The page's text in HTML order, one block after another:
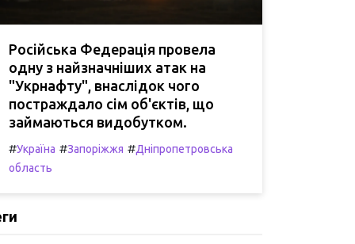
Російська Федерація провела
одну з найзначніших атак на
"Укрнафту", внаслідок чого
постраждало сім об'єктів, що
займаються видобутком.
#Україна #Запоріжжя #Дніпропетровська
область